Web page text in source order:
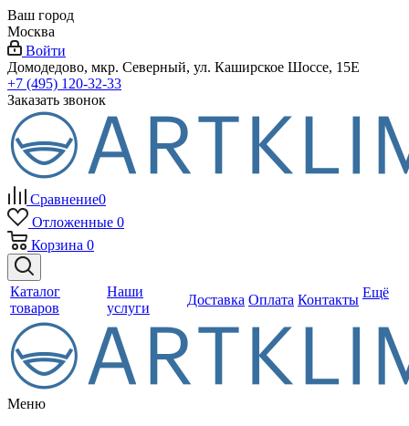
Ваш город
Москва
Войти
Домодедово, мкр. Северный, ул. Каширское Шоссе, 15Е
+7 (495) 120-32-33
Заказать звонок
Сравнение0
Отложенные 0
Корзина 0
Каталог
товаров
Наши
услуги
Доставка Оплата Контакты Ещё
Меню